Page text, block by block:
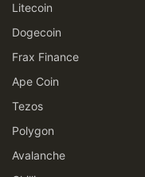
Litecoin
Dogecoin
Frax Finance
Ape Coin
Tezos
Polygon
Avalanche